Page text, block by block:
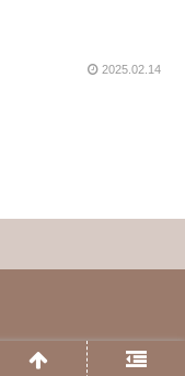
2025.02.14